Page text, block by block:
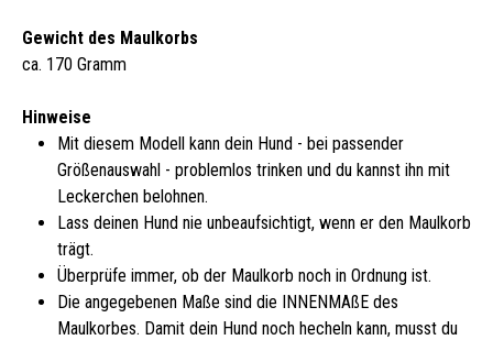
Gewicht des Maulkorbs
ca. 170 Gramm
Hinweise
Mit diesem Modell kann dein Hund - bei passender
Größenauswahl - problemlos trinken und du kannst ihn mit
Leckerchen belohnen.
Lass deinen Hund nie unbeaufsichtigt, wenn er den Maulkorb
trägt.
Überprüfe immer, ob der Maulkorb noch in Ordnung ist.
Die angegebenen Maße sind die INNENMAßE des
Maulkorbes. Damit dein Hund noch hecheln kann, musst du